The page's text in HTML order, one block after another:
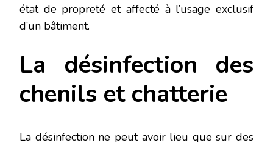
état de propreté et affecté à l’usage exclusif
d’un bâtiment.
La désinfection des
chenils et chatterie
La désinfection ne peut avoir lieu que sur des